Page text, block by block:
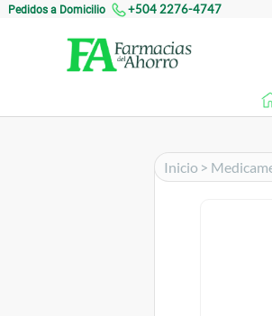
Pedidos a Domicilio +504 2276-4747
Inicio >